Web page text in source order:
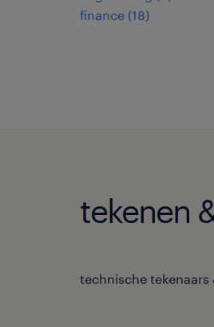
finance (18)
tekenen
technische tekenaars